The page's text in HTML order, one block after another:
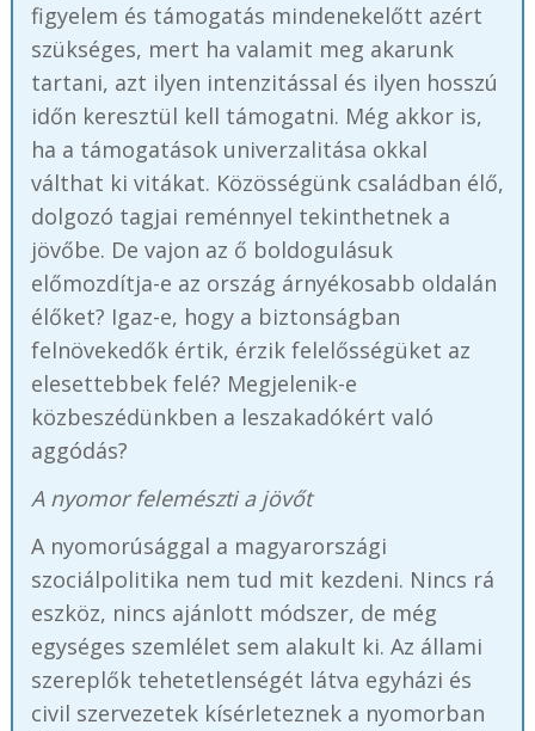
figyelem és támogatás mindenekelőtt azért
szükséges, mert ha valamit meg akarunk
tartani, azt ilyen intenzitással és ilyen hosszú
időn keresztül kell támogatni. Még akkor is,
ha a támogatások univerzalitása okkal
válthat ki vitákat. Közösségünk családban élő,
dolgozó tagjai reménnyel tekinthetnek a
jövőbe. De vajon az ő boldogulásuk
előmozdítja-e az ország árnyékosabb oldalán
élőket? Igaz-e, hogy a biztonságban
felnövekedők értik, érzik felelősségüket az
elesettebbek felé? Megjelenik-e
közbeszédünkben a leszakadókért való
aggódás?
A nyomor felemészti a jövőt
A nyomorúsággal a magyarországi
szociálpolitika nem tud mit kezdeni. Nincs rá
eszköz, nincs ajánlott módszer, de még
egységes szemlélet sem alakult ki. Az állami
szereplők tehetetlenségét látva egyházi és
civil szervezetek kísérleteznek a nyomorban